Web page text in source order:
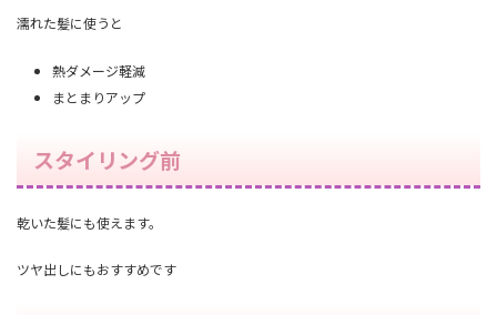
濡れた髪に使うと
熱ダメージ軽減
まとまりアップ
スタイリング前
乾いた髪にも使えます。
ツヤ出しにもおすすめです